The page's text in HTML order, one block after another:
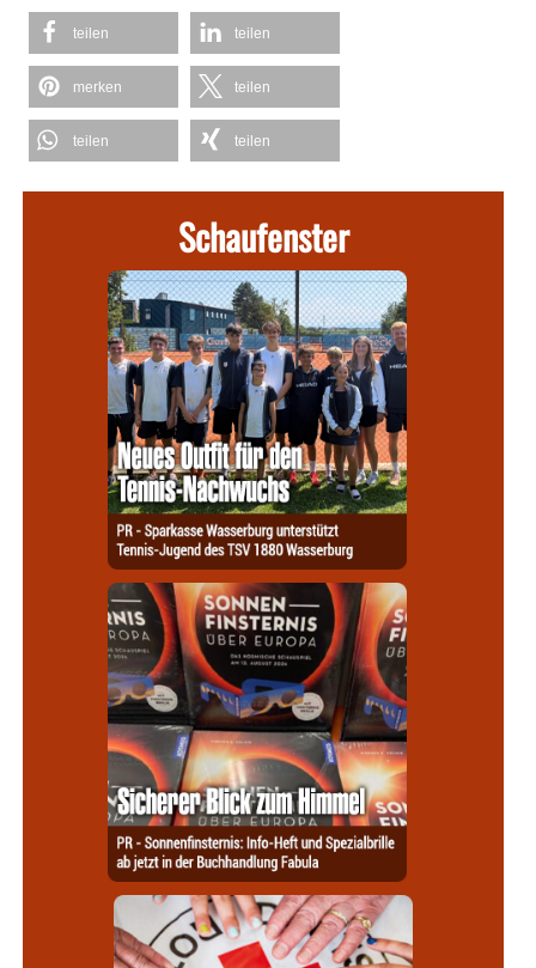
teilen teilen
merken teilen
teilen teilen
Schaufenster